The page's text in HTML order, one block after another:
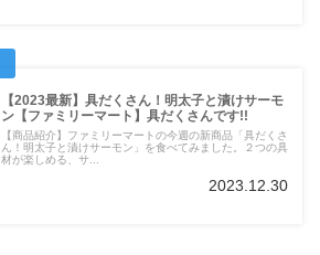
【2023最新】具だくさん！明太子と漬けサーモ
ン【ファミリーマート】具だくさんです!!
【商品紹介】ファミリーマートの今週の新商品「具だくさ
ん！明太子と漬けサーモン」を食べてみました。２つの具
材が楽しめる、サ...
2023.12.30